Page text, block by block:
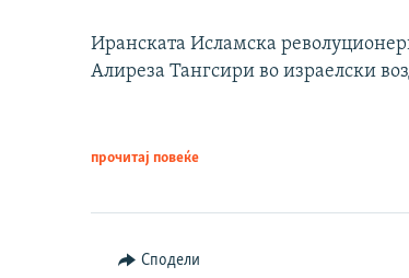
Иранската Исламска
Алиреза Тангсири во израелски
прочитај повеќе
Сподели